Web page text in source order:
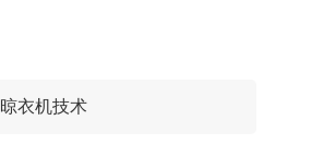
晾衣机技术